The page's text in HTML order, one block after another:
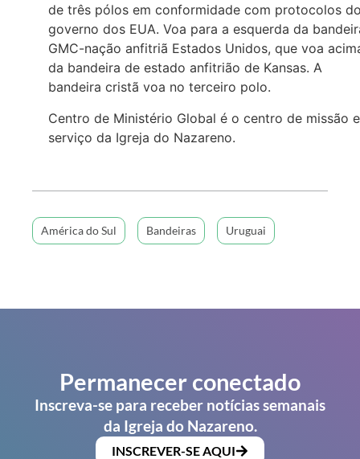
de três pólos em conformidade com protocolos
governo dos EUA. Voa para a esquerda da
GMC-nação anfitriã Estados Unidos, que voa
da bandeira de estado anfitrião de Kansas. A
bandeira cristã voa no terceiro polo.
Centro de Ministério Global é o centro de missão e
serviço da Igreja do Nazareno.
América do Sul Bandeiras Uruguai
Permanecer conectado
Inscreva-se para receber notícias semanais
da Igreja do Nazareno.
INSCREVER-SE AQUI